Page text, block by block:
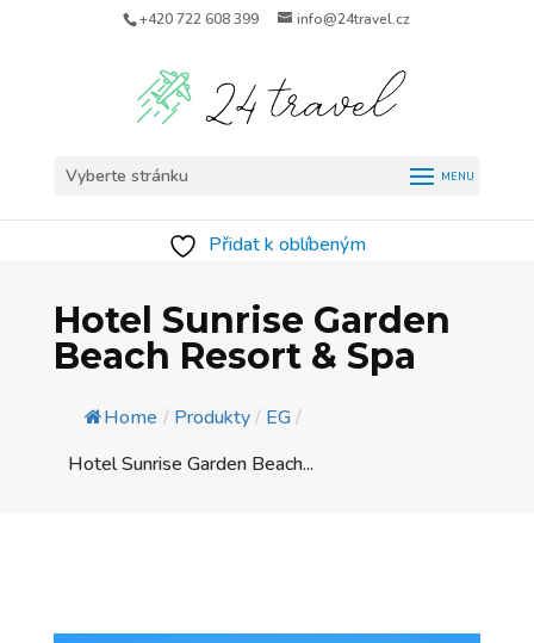
+420 722 608 399 info@24travel.cz
Vyberte stránku
Přidat k oblíbeným
Hotel Sunrise Garden
Beach Resort & Spa
Home / Produkty/ EG/
Hotel Sunrise Garden Beach...